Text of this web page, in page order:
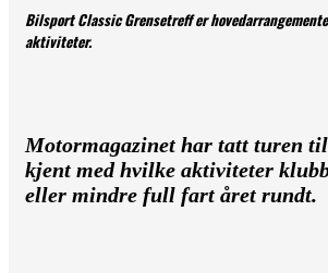
Bilsport Classic Grensetreff er
aktiviteter.
Motormagazinet har tatt turen
kjent med hvilke aktiviteter
eller mindre full fart året rundt.